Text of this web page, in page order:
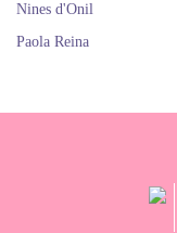
Nines d'Onil
Paola Reina